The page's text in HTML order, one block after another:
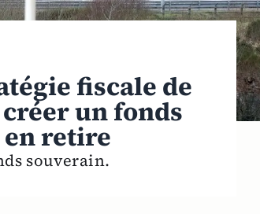
fiscale de
un fonds
en retire
souverain.